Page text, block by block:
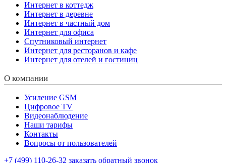
Интернет в коттедж
Интернет в деревне
Интернет в частный дом
Интернет для офиса
Спутниковый интернет
Интернет для ресторанов и кафе
Интернет для отелей и гостиниц
О компании
Усиление GSM
Цифровое TV
Видеонаблюдение
Наши тарифы
Контакты
Вопросы от пользователей
+7 (499) 110-26-32 заказать обратный звонок